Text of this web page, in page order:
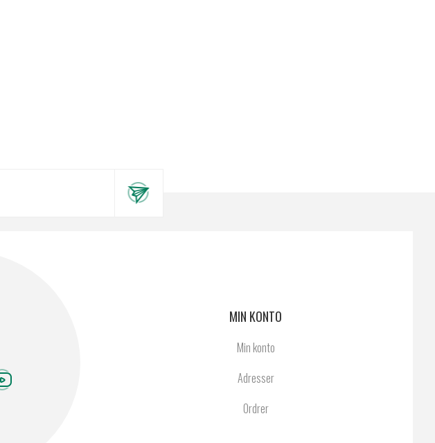
MIN KONTO
Min konto
Adresser
Ordrer